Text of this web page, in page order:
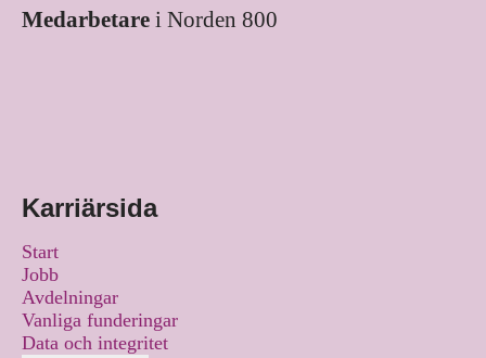
Medarbetare i Norden 800
Karriärsida
Start
Jobb
Avdelningar
Vanliga funderingar
Data och integritet